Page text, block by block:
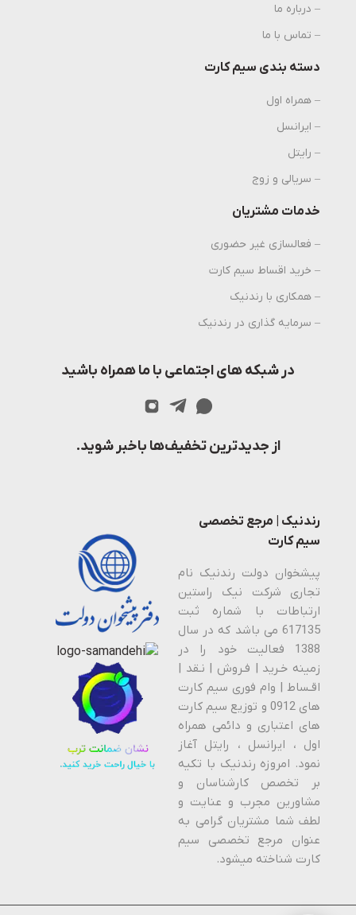
– درباره ما
– تماس با ما
دسته بندی سیم کارت
– همراه اول
– ایرانسل
– رایتل
– سریالی و زوج
خدمات مشتریان
– فعالسازی غیر حضوری
– خرید اقساط سیم کارت
– همکاری با رندنیک
– سرمایه گذاری در رندنیک
در شبکه های اجتماعی با ما همراه باشید
از جدیدترین تخفیف‌ها باخبر شوید.
رندنیک | مرجع تخصصی
سیم کارت
پیشخوان دولت رندنیک نام
تجاری شرکت نیک راستین
ارتباطات با شماره ثبت
617135 می باشد که در سال
1388 فعالیت خود را در
زمینه خـرید | فـروش | نـقد |
اقـساط | وام فوری سیم کارت
های 0912 و توزیع سیم کارت
های اعتباری و دائمی همراه
اول ، ایرانسل ، رایتل آغاز
نمود. امروزه رندنیک با تکیه
بر تخصص کارشناسان و
مشاورین مجرب و عنایت و
لطف شما مشتریان گرامی به
عنوان مرجع تخصصی سیم
کارت شناخته میشود.